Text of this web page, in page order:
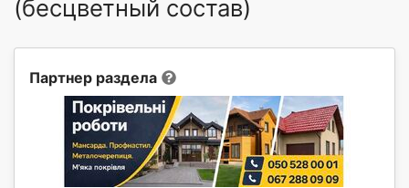
(бесцветный состав)
Партнер раздела